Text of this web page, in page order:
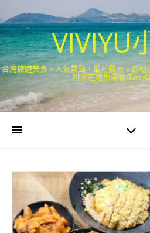
VIVIYU
台灣旅遊美食、人氣景點、最新餐廳、各
桃園在地部落客